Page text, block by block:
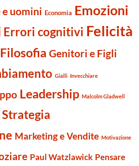
e uomini Economia Emozioni
Errori cognitivi Felicità
Filosofia Genitori e Figli
Gialli Invecchiare
Leadership Malcolm Gladwell
Marketing e Vendite Motivazione
Paul Watzlawick Pensare